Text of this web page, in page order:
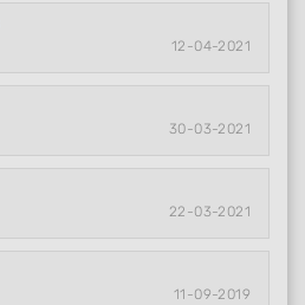
12-04-2021
30-03-2021
22-03-2021
11-09-2019